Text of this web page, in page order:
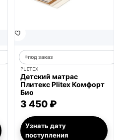
под заказ
PLITEX
Детский матрас
Плитекс Plitex Комфорт
Био
3 450 ₽
Узнать дату
поступления